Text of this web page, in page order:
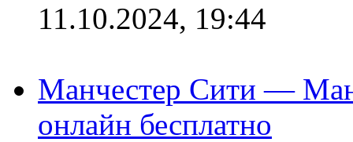
11.10.2024, 19:44
Манчестер Сити —
онлайн бесплатно